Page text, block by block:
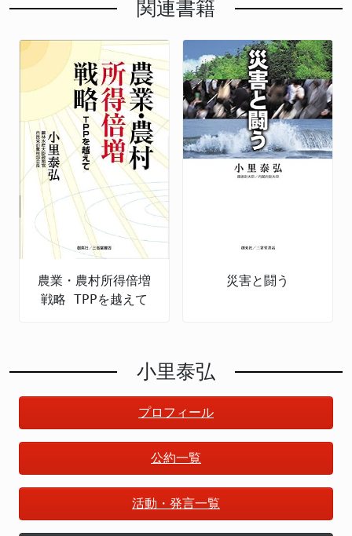
関連書籍
農業・農村所得倍増
戦略 TPPを越えて
災害と闘う
小里泰弘
プロフィール
公約一覧
活動・発言一覧